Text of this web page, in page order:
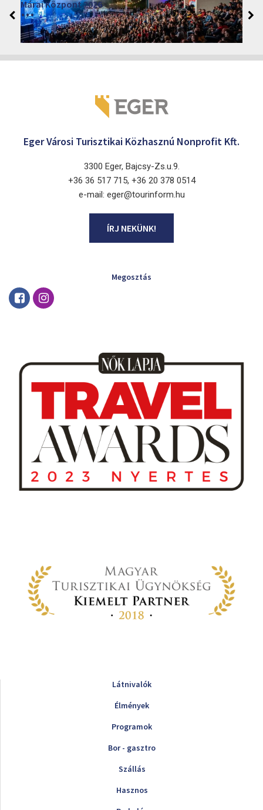
Moziműsor
2026
Cinema Agria, Eger 3300, Törvényház utca 4.
Eger Városi Turisztikai Közhasznú Nonprofit Kft.
3300 Eger, Bajcsy-Zs.u.9.
+36 36 517 715, +36 20 378 0514
e-mail: eger@tourinform.hu
ÍRJ NEKÜNK!
Megosztás
Látnivalók
Élmények
Programok
Bor - gasztro
Szállás
Hasznos